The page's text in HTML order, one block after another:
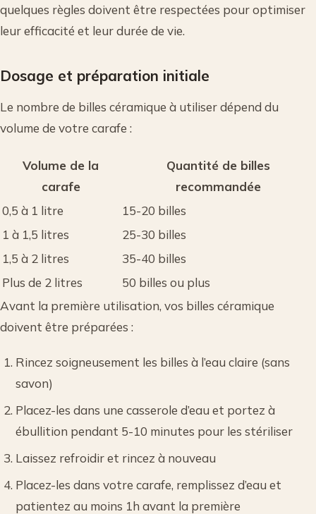
quelques règles doivent être respectées pour optimiser
leur efficacité et leur durée de vie.
Dosage et préparation initiale
Le nombre de billes céramique à utiliser dépend du
volume de votre carafe :
Volume de la
carafe
Quantité de billes
recommandée
0,5 à 1 litre
15-20 billes
1 à 1,5 litres
25-30 billes
1,5 à 2 litres
35-40 billes
Plus de 2 litres
50 billes ou plus
Avant la première utilisation, vos billes céramique
doivent être préparées :
Rincez soigneusement les billes à l’eau claire (sans
savon)
Placez-les dans une casserole d’eau et portez à
ébullition pendant 5-10 minutes pour les stériliser
Laissez refroidir et rincez à nouveau
Placez-les dans votre carafe, remplissez d’eau et
patientez au moins 1h avant la première